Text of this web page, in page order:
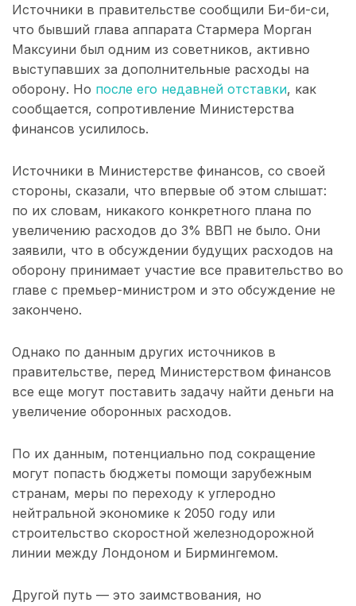
Источники в правительстве сообщили Би-би-си,
что бывший глава аппарата Стармера Морган
Максуини был одним из советников, активно
выступавших за дополнительные расходы на
оборону. Но после его недавней отставки, как
сообщается, сопротивление Министерства
финансов усилилось.
Источники в Министерстве финансов, со своей
стороны, сказали, что впервые об этом слышат:
по их словам, никакого конкретного плана по
увеличению расходов до 3% ВВП не было. Они
заявили, что в обсуждении будущих расходов на
оборону принимает участие все правительство во
главе с премьер-министром и это обсуждение не
закончено.
Однако по данным других источников в
правительстве, перед Министерством финансов
все еще могут поставить задачу найти деньги на
увеличение оборонных расходов.
По их данным, потенциально под сокращение
могут попасть бюджеты помощи зарубежным
странам, меры по переходу к углеродно
нейтральной экономике к 2050 году или
строительство скоростной железнодорожной
линии между Лондоном и Бирмингемом.
Другой путь — это заимствования, но